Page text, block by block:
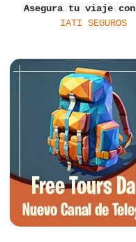
Asegura tu viaje
IATI SEGUROS